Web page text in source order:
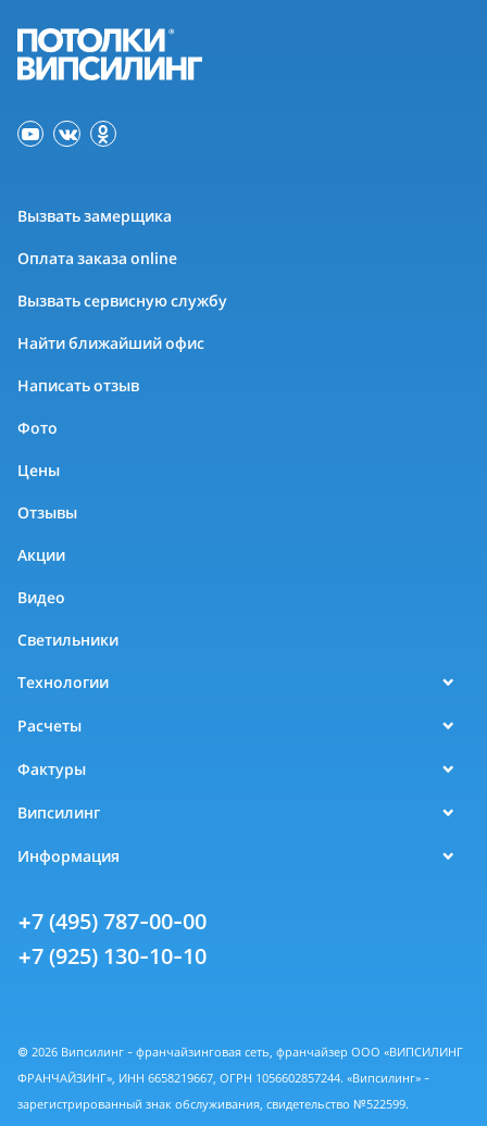
Вызвать замерщика
Оплата заказа online
Вызвать сервисную службу
Найти ближайший офис
Написать отзыв
Фото
Цены
Отзывы
Акции
Видео
Светильники
Технологии
Расчеты
Фактуры
Випсилинг
Информация
+7 (495) 787-00-00
+7 (925) 130-10-10
© 2026 Випсилинг - франчайзинговая сеть, франчайзер ООО «ВИПСИЛИНГ
ФРАНЧАЙЗИНГ», ИНН 6658219667, ОГРН 1056602857244. «Випсилинг» -
зарегистрированный знак обслуживания, свидетельство №522599.